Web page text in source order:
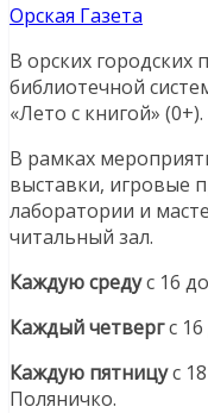
Орская Газета
В орских городских
библиотечной
«Лето с книгой» (0+).
В рамках
выставки, игровые
лаборатории и
читальный зал.
Каждую средус 16
Каждый четвергс 16
Каждую пятницус
Поляничко.